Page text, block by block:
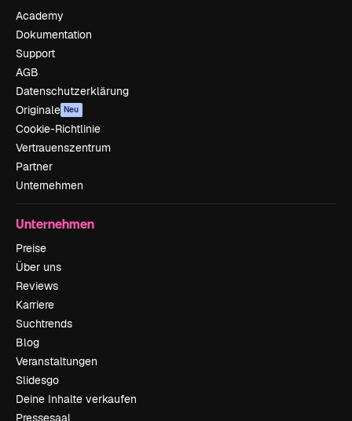
Academy
Dokumentation
Support
AGB
Datenschutzerklärung
Originale Neu
Cookie-Richtlinie
Vertrauenszentrum
Partner
Unternehmen
Unternehmen
Preise
Über uns
Reviews
Karriere
Suchtrends
Blog
Veranstaltungen
Slidesgo
Deine Inhalte verkaufen
Pressesaal